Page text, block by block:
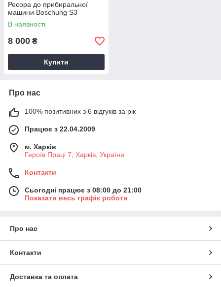
Ресора до прибиральної
машини Boschung S3
В наявності
8 000 ₴
Купити
Про нас
100% позитивних з 6 відгуків за рік
Працює з 22.04.2009
м. Харків
Героїв Праці 7, Харків, Україна
Контакти
Сьогодні працює з 08:00 до 21:00
Показати весь графік роботи
Про нас
Контакти
Доставка та оплата